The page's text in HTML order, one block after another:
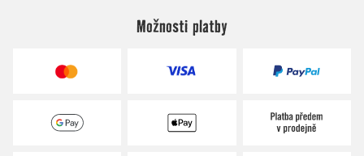
Možnosti platby